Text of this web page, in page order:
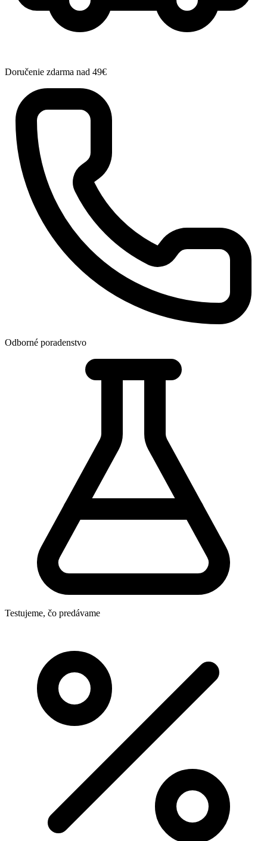
Doručenie zdarma nad 49€
Odborné poradenstvo
Testujeme, čo predávame